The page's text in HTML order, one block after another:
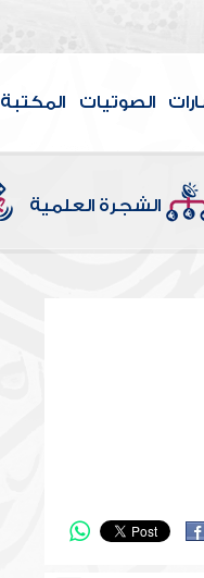
الصوتيات المكتبة
الشجرة العلمية